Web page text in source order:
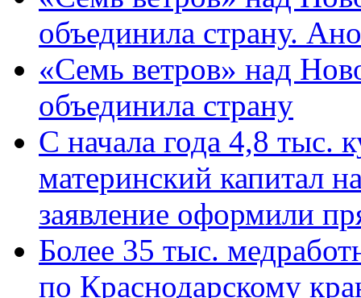
объединила страну.
«Семь ветров» над
объединила страну
С начала года 4,8 тыс.
материнский капитал
заявление оформили
Более 35 тыс.
по Краснодарскому